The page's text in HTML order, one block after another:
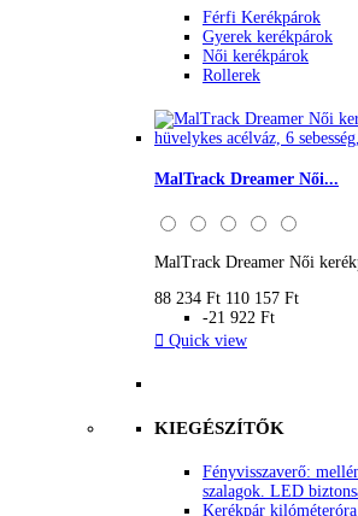
Férfi Kerékpárok
Gyerek kerékpárok
Női kerékpárok
Rollerek
MalTrack Dreamer Női...
MalTrack Dreamer Női
88 234 Ft 110 157 Ft
-21 922 Ft
 Quick view
KIEGÉSZÍTŐK
Fényvisszaverő:
szalagok. LED
Kerékpár